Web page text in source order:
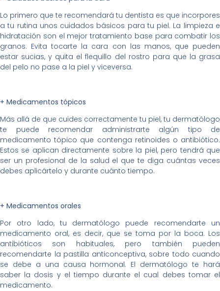
Lo primero que te recomendará tu dentista es que incorpores
a tu rutina unos cuidados básicos para tu piel. La limpieza e
hidratación son el mejor tratamiento base para combatir los
granos. Evita tocarte la cara con las manos, que pueden
estar sucias, y quita el flequillo del rostro para que la grasa
del pelo no pase a la piel y viceversa.
+ Medicamentos tópicos
Más allá de que cuides correctamente tu piel, tu dermatólogo
te puede recomendar administrarte algún tipo de
medicamento tópico que contenga retinoides o antibiótico.
Estos se aplican directamente sobre la piel, pero tendrá que
ser un profesional de la salud el que te diga cuántas veces
debes aplicártelo y durante cuánto tiempo.
+ Medicamentos orales
Por otro lado, tu dermatólogo puede recomendarte un
medicamento oral, es decir, que se toma por la boca. Los
antibióticos son habituales, pero también pueden
recomendarte la pastilla anticonceptiva, sobre todo cuando
se debe a una causa hormonal. El dermatólogo te hará
saber la dosis y el tiempo durante el cual debes tomar el
medicamento.